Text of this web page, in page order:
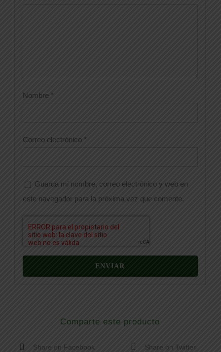
Nombre *
Correo electrónico *
Guarda mi nombre, correo electrónico y web en
este navegador para la próxima vez que comente.
Comparte este producto
Share on Facebook Share on Twitter